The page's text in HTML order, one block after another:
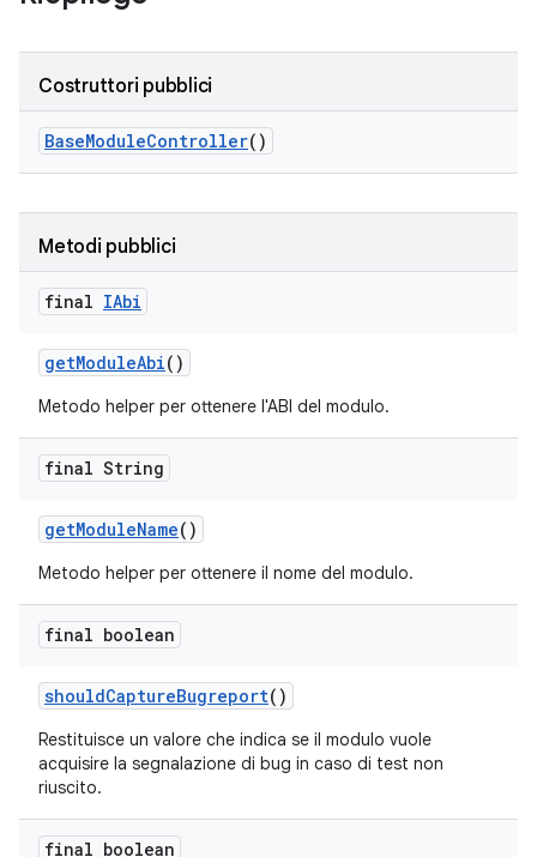
Costruttori pubblici
BaseModuleController()
Metodi pubblici
final IAbi
getModuleAbi()
Metodo helper per ottenere l'ABI del modulo.
final String
getModuleName()
Metodo helper per ottenere il nome del modulo.
final boolean
shouldCaptureBugreport()
Restituisce un valore che indica se il modulo vuole
acquisire la segnalazione di bug in caso di test non
riuscito.
final boolean